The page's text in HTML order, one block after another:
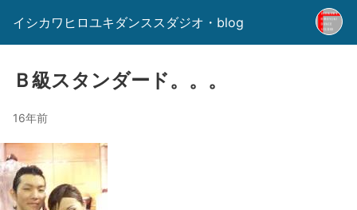
イシカワヒロユキダンススダジオ・blog
Ｂ級スタンダード。。。
16年前